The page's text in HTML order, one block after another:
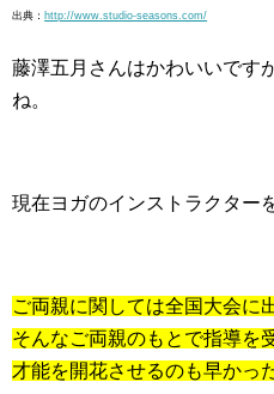
出典： http://www.studio-seasons.com/
藤澤五月さんはかわいいです
ね。
現在ヨガのインストラクター
ご両親に関しては全国大会に
そんなご両親のもとで指導を
才能を開花させるのも早かっ